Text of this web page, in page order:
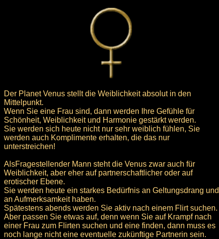
Der Planet Venus stellt die Weiblichkeit absolut in den
Mittelpunkt.
Wenn Sie eine Frau sind, dann werden Ihre Gefühle für
Schönheit, Weiblichkeit und Harmonie gestärkt werden.
Sie werden sich heute nicht nur sehr weiblich fühlen, Sie
werden auch Komplimente erhalten, die das nur
unterstreichen!
AlsFragestellender Mann steht die Venus zwar auch für
Weiblichkeit, aber eher auf partnerschaftlicher oder auf
erotischer Ebene.
Sie werden heute ein starkes Bedürfnis an Geltungsdrang und
an Aufmerksamkeit haben.
Spätestens abends werden Sie aktiv nach einem Flirt suchen.
Aber passen Sie etwas auf, denn wenn Sie auf Krampf nach
einer Frau zum Flirten suchen und eine finden, dann muss es
noch lange nicht eine eventuelle zukünftige Partnerin sein.